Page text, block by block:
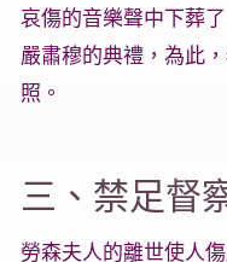
哀傷的音樂聲中下葬
嚴肅穆的典禮，為此
照。
三、禁足督
勞森夫人的離世使人